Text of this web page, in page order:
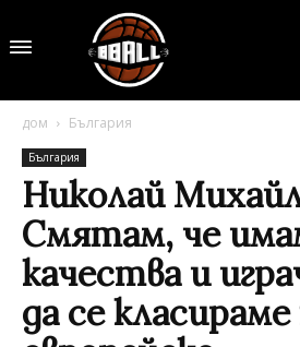
дом България
България
Николай
Смятам, че
качества и
да се класираме